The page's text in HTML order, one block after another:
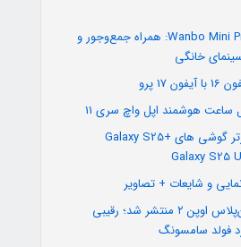
ویدئو پروژکتور Wanbo Mini Pro: همراه جمع‌وجور و
خانگی
پرو
ساعت هوشمند اپل واچ سری 11
10 ویژگی جدید برتر گوشی های +Galaxy S25
تصاویر رسمی وان‌پلاس اوپن ۲ منتشر شد؛ رقیبی
فولد سامسونگ